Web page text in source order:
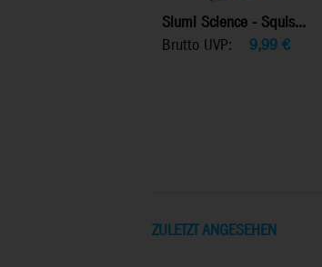
Slumi Science - Squis...
Brutto UVP:
9,99 €
ZULETZT ANGESEHEN